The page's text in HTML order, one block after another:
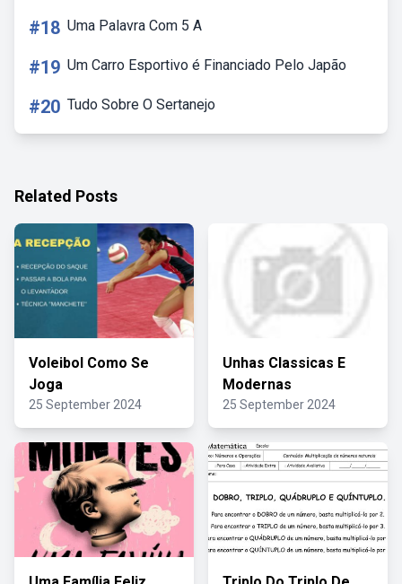
#18 Uma Palavra Com 5 A
#19 Um Carro Esportivo é Financiado Pelo Japão
#20 Tudo Sobre O Sertanejo
Related Posts
Voleibol Como Se
Joga
25 September 2024
Unhas Classicas E
Modernas
25 September 2024